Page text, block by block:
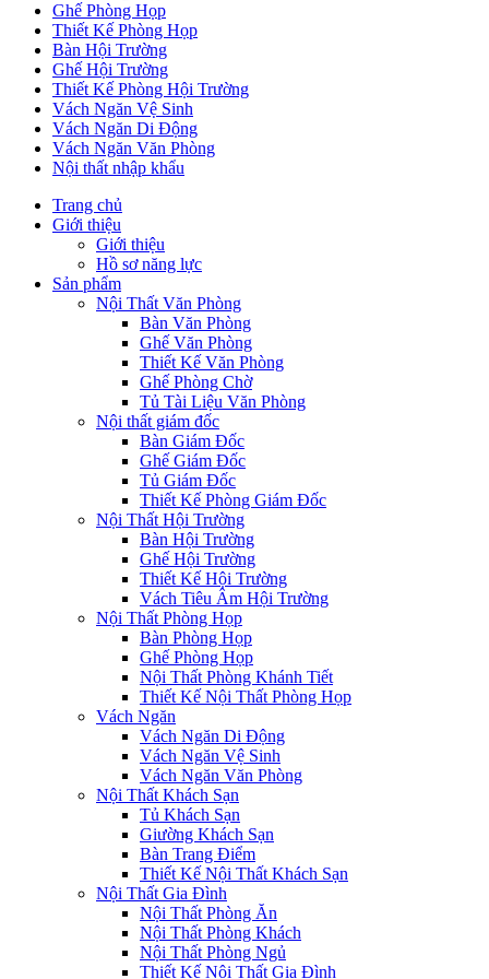
Ghế Phòng Họp
Thiết Kế Phòng Họp
Bàn Hội Trường
Ghế Hội Trường
Thiết Kế Phòng Hội Trường
Vách Ngăn Vệ Sinh
Vách Ngăn Di Động
Vách Ngăn Văn Phòng
Nội thất nhập khẩu
Trang chủ
Giới thiệu
Giới thiệu
Hồ sơ năng lực
Sản phẩm
Nội Thất Văn Phòng
Bàn Văn Phòng
Ghế Văn Phòng
Thiết Kế Văn Phòng
Ghế Phòng Chờ
Tủ Tài Liệu Văn Phòng
Nội thất giám đốc
Bàn Giám Đốc
Ghế Giám Đốc
Tủ Giám Đốc
Thiết Kế Phòng Giám Đốc
Nội Thất Hội Trường
Bàn Hội Trường
Ghế Hội Trường
Thiết Kế Hội Trường
Vách Tiêu Âm Hội Trường
Nội Thất Phòng Họp
Bàn Phòng Họp
Ghế Phòng Họp
Nội Thất Phòng Khánh Tiết
Thiết Kế Nội Thất Phòng Họp
Vách Ngăn
Vách Ngăn Di Động
Vách Ngăn Vệ Sinh
Vách Ngăn Văn Phòng
Nội Thất Khách Sạn
Tủ Khách Sạn
Giường Khách Sạn
Bàn Trang Điểm
Thiết Kế Nội Thất Khách Sạn
Nội Thất Gia Đình
Nội Thất Phòng Ăn
Nội Thất Phòng Khách
Nội Thất Phòng Ngủ
Thiết Kế Nội Thất Gia Đình